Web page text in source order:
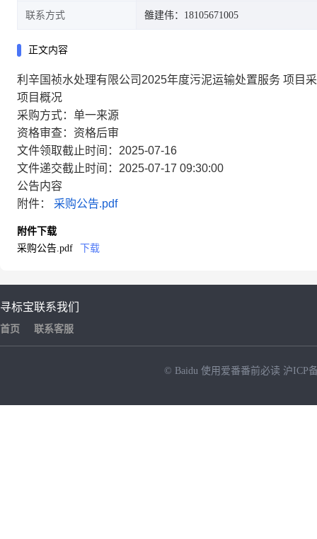
联系方式 雒建伟：18105671005
正文内容
利辛国祯水处理有限公司2025年度污泥运输处置服务 项目
项目概况
采购方式：单一来源
资格审查：资格后审
文件领取截止时间：2025-07-16
文件递交截止时间：2025-07-17 09:30:00
公告内容
附件： 采购公告.pdf
附件下载
采购公告.pdf
下载
寻标宝
首页
联系我们
联系客服
© Baidu 使用爱番番前必读 沪ICP